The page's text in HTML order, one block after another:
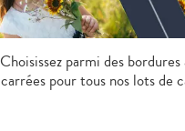
Choisissez parmi des
carrées pour tous nos lots de